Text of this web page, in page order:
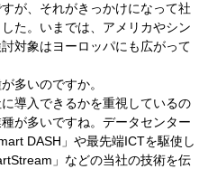
が、それがきっかけになって社
た。いまでは、アメリカやシン
対象はヨーロッパにも広がって
多いのですか。
導入できるかを重視しているの
が多いですね。データセンター
DASH」や最先端ICTを駆使し
」などの当社の技術を伝